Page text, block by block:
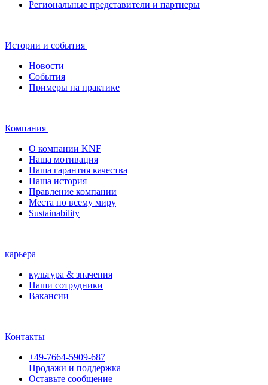
Региональные представители и партнеры
Истории и события
Новости
События
Примеры на практике
Компания
О компании KNF
Наша мотивация
Наша гарантия качества
Наша история
Правление компании
Места по всему миру
Sustainability
карьера
культура & значения
Наши сотрудники
Вакансии
Контакты
+49-7664-5909-687
Продажи и поддержка
Оставьте сообщение